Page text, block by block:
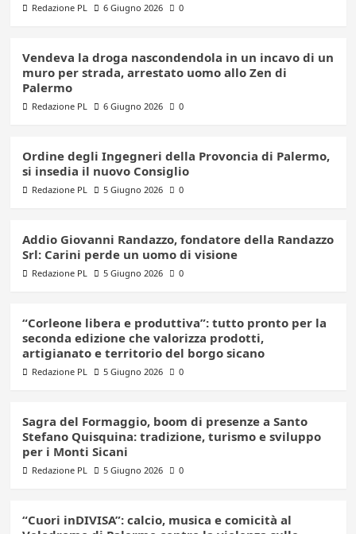
Redazione PL 6 Giugno 2026 0
Vendeva la droga nascondendola in un incavo di un
muro per strada, arrestato uomo allo Zen di
Palermo
Redazione PL 6 Giugno 2026 0
Ordine degli Ingegneri della Provoncia di Palermo,
si insedia il nuovo Consiglio
Redazione PL 5 Giugno 2026 0
Addio Giovanni Randazzo, fondatore della Randazzo
Srl: Carini perde un uomo di visione
Redazione PL 5 Giugno 2026 0
“Corleone libera e produttiva”: tutto pronto per la
seconda edizione che valorizza prodotti,
artigianato e territorio del borgo sicano
Redazione PL 5 Giugno 2026 0
Sagra del Formaggio, boom di presenze a Santo
Stefano Quisquina: tradizione, turismo e sviluppo
per i Monti Sicani
Redazione PL 5 Giugno 2026 0
“Cuori inDIVISA”: calcio, musica e comicità al